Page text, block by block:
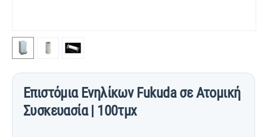
Επιστόμια Ενηλίκων Fukuda σε Ατομική
Συσκευασία | 100τμχ